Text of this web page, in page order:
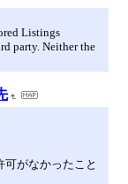
Listings
party. Neither the
可がなかったこと